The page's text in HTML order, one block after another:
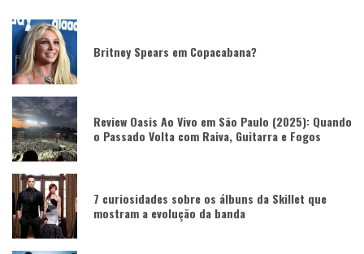
Britney Spears em Copacabana?
Review Oasis Ao Vivo em São Paulo (2025): Quando
o Passado Volta com Raiva, Guitarra e Fogos
7 curiosidades sobre os álbuns da Skillet que
mostram a evolução da banda